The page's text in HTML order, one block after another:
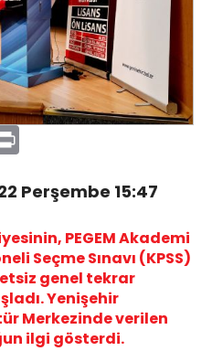
Print
Perşembe 15:47
PEGEM Akademi
Seçme Sınavı (KPSS)
genel tekrar
Yenişehir
Merkezinde verilen
ilgi gösterdi.